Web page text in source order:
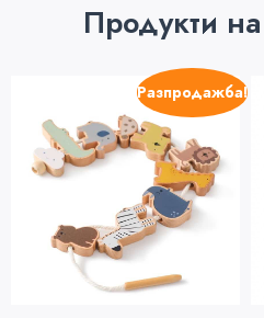
Продукти
Разпродажба!